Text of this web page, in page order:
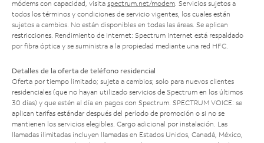
módems con capacidad, visita spectrum.net/modem. Servicios sujetos a
todos los términos y condiciones de servicio vigentes, los cuales están
sujetos a cambios. No están disponibles en todas las áreas. Se aplican
restricciones. Rendimiento de Internet: Spectrum Internet está respaldado
por fibra óptica y se suministra a la propiedad mediante una red HFC.
Detalles de la oferta de teléfono residencial
Oferta por tiempo limitado; sujeta a cambios; solo para nuevos clientes
residenciales (que no hayan utilizado servicios de Spectrum en los últimos
30 días) y que estén al día en pagos con Spectrum. SPECTRUM VOICE: se
aplican tarifas estándar después del período de promoción o si no se
mantienen los servicios elegibles. Cargo adicional por instalación. Las
llamadas ilimitadas incluyen llamadas en Estados Unidos, Canadá, México,